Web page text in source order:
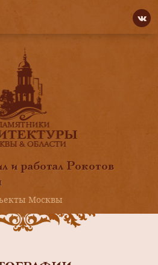
и работал Рокотов
Москвы